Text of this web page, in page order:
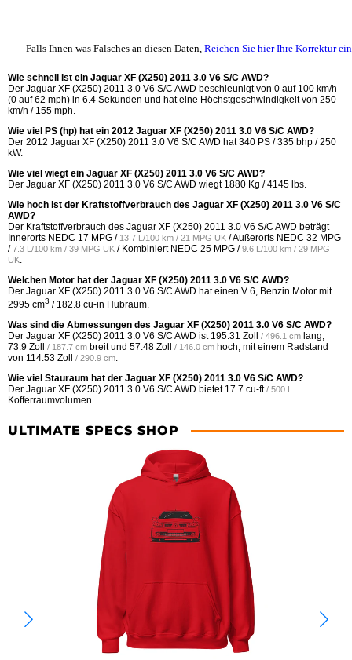
Falls Ihnen was Falsches an diesen Daten, Reichen Sie hier Ihre Korrektur ein
Wie schnell ist ein Jaguar XF (X250) 2011 3.0 V6 S/C AWD?
Der Jaguar XF (X250) 2011 3.0 V6 S/C AWD beschleunigt von 0 auf 100 km/h
(0 auf 62 mph) in 6.4 Sekunden und hat eine Höchstgeschwindigkeit von 250
km/h / 155 mph.
Wie viel PS (hp) hat ein 2012 Jaguar XF (X250) 2011 3.0 V6 S/C AWD?
Der 2012 Jaguar XF (X250) 2011 3.0 V6 S/C AWD hat 340 PS / 335 bhp / 250
kW.
Wie viel wiegt ein Jaguar XF (X250) 2011 3.0 V6 S/C AWD?
Der Jaguar XF (X250) 2011 3.0 V6 S/C AWD wiegt 1880 Kg / 4145 lbs.
Wie hoch ist der Kraftstoffverbrauch des Jaguar XF (X250) 2011 3.0 V6 S/C
AWD?
Der Kraftstoffverbrauch des Jaguar XF (X250) 2011 3.0 V6 S/C AWD beträgt
Innerorts NEDC 17 MPG / 13.7 L/100 km / 21 MPG UK / Außerorts NEDC 32 MPG
/7.3 L/100 km / 39 MPG UK / Kombiniert NEDC 25 MPG /9.6 L/100 km / 29 MPG
UK.
Welchen Motor hat der Jaguar XF (X250) 2011 3.0 V6 S/C AWD?
Der Jaguar XF (X250) 2011 3.0 V6 S/C AWD hat einen V 6, Benzin Motor mit
2995 cm3 / 182.8 cu-in Hubraum.
Was sind die Abmessungen des Jaguar XF (X250) 2011 3.0 V6 S/C AWD?
Der Jaguar XF (X250) 2011 3.0 V6 S/C AWD ist 195.31 Zoll / 496.1 cm lang,
73.9 Zoll
/ 187.7 cm breit und 57.48 Zoll / 146.0 cm hoch, mit einem Radstand
von 114.53 Zoll / 290.9 cm.
Wie viel Stauraum hat der Jaguar XF (X250) 2011 3.0 V6 S/C AWD?
Der Jaguar XF (X250) 2011 3.0 V6 S/C AWD bietet 17.7 cu-ft / 500 L
Kofferraumvolumen.
ULTIMATE SPECS SHOP